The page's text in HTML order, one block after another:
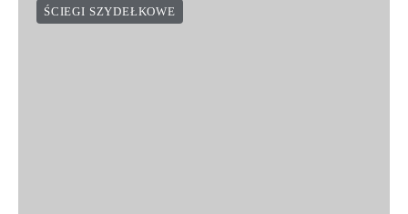
ŚCIEGI SZYDEŁKOWE